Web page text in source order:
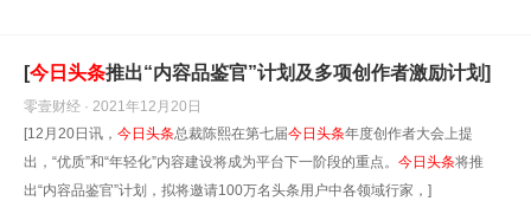
[今日头条推出“内容品鉴官”计划及多项创作者激励计划]
零壹财经 · 2021年12月20日
[12月20日讯， 今日头条总裁陈熙在第七届今日头条年度创作者大会上提
出，“优质”和“年轻化”内容建设将成为平台下一阶段的重点。 今日头条将推
出“内容品鉴官”计划，拟将邀请100万名头条用户中各领域行家，]